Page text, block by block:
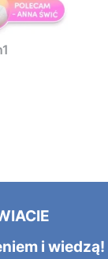
i wiedzą!